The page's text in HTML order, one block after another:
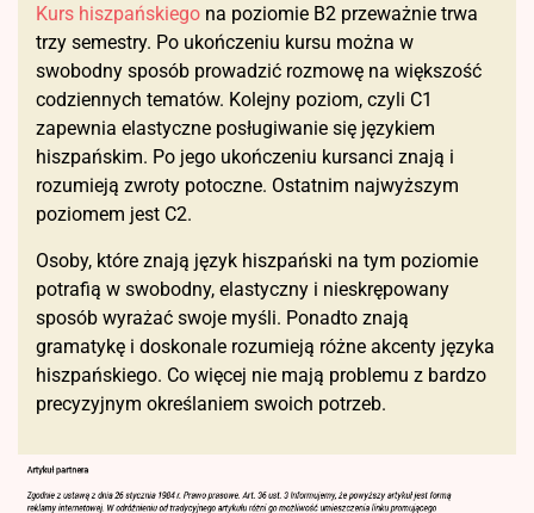
Kurs hiszpańskiego na poziomie B2 przeważnie trwa
trzy semestry. Po ukończeniu kursu można w
swobodny sposób prowadzić rozmowę na większość
codziennych tematów. Kolejny poziom, czyli C1
zapewnia elastyczne posługiwanie się językiem
hiszpańskim. Po jego ukończeniu kursanci znają i
rozumieją zwroty potoczne. Ostatnim najwyższym
poziomem jest C2.
Osoby, które znają język hiszpański na tym poziomie
potrafią w swobodny, elastyczny i nieskrępowany
sposób wyrażać swoje myśli. Ponadto znają
gramatykę i doskonale rozumieją różne akcenty języka
hiszpańskiego. Co więcej nie mają problemu z bardzo
precyzyjnym określaniem swoich potrzeb.